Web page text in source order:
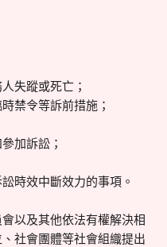
失蹤或死亡；
禁令等訴前措施；
加訴訟；
時效中斷效力的事項。
以及其他依法有權解決相
社會團體等社會組織提出